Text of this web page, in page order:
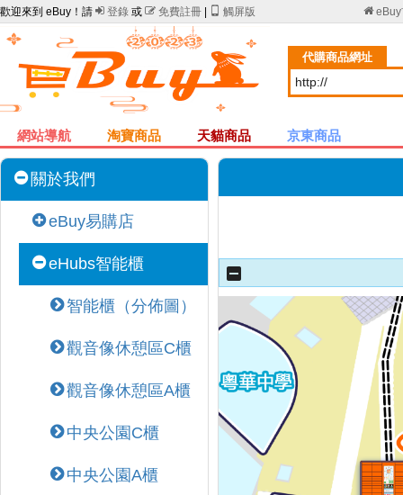
歡迎來到 eBuy！請  登錄 或  免費註冊 觸屏版 eBuy
代購商品網址
網站導航 淘寶商品 天貓商品 京東商品
關於我們
eBuy易購店
eHubs智能櫃
智能櫃（分佈圖）
觀音像休憩區C櫃
觀音像休憩區A櫃
中央公園C櫃
中央公園A櫃